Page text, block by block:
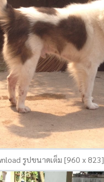
รูปขนาดเต็ม [960 x 823]